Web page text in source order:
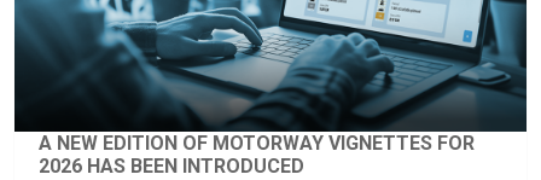
A NEW EDITION OF MOTORWAY VIGNETTES FOR
2026 HAS BEEN INTRODUCED